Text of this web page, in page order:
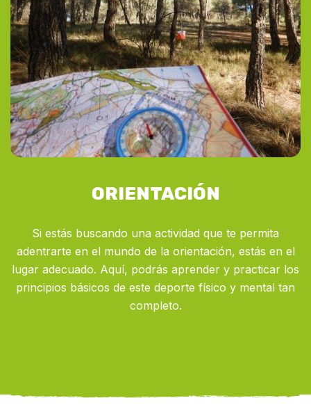
ORIENTACIÓN
Si estás buscando una actividad que te permita
adentrarte en el mundo de la orientación, estás en el
lugar adecuado. Aquí, podrás aprender y practicar los
principios básicos de este deporte físico y mental tan
completo.